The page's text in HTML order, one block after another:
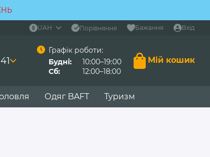
UAH Порівняння Бажання Вхід
Графік роботи:
Будні:
10:00–19:00
Сб:
12:00–18:00
Мій кошик
Одяг BAFT Туризм